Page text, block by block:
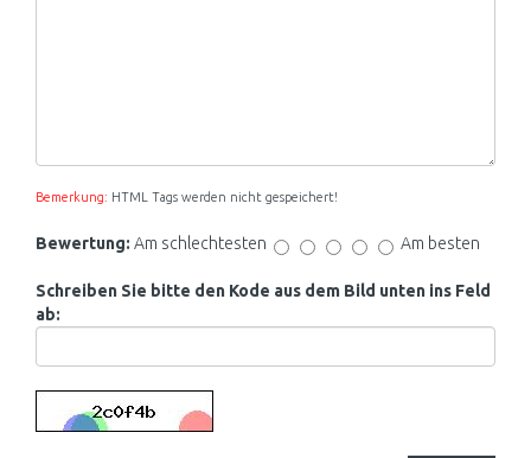
Bemerkung: HTML Tags werden nicht gespeichert!
Bewertung: Am schlechtesten Am besten
Schreiben Sie bitte den Kode aus dem Bild unten ins Feld
ab: